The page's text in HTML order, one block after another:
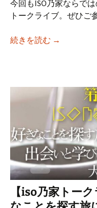
今回もISO乃家ならで
トークライブ。ぜひご
続きを読む 【iso乃家
→
【iso乃家トー